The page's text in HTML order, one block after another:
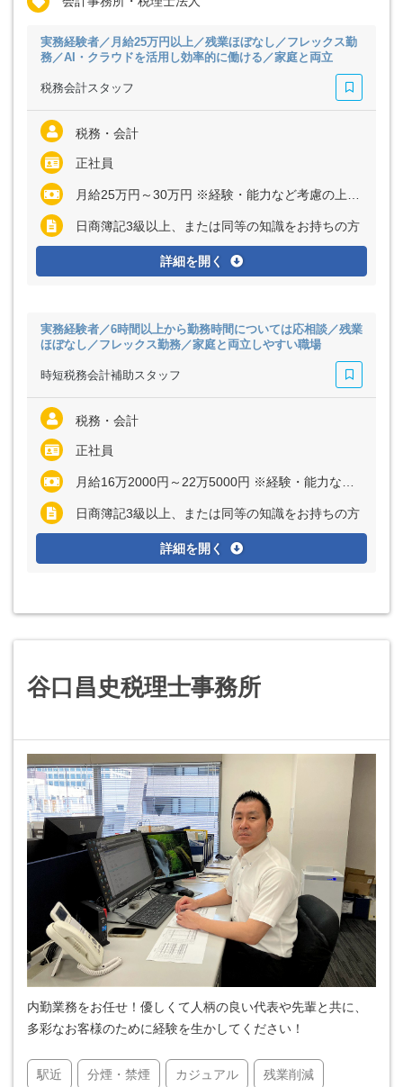
実務経験者／月給25万円以上／残業ほぼなし／フレックス勤
務／AI・クラウドを活用し効率的に働ける／家庭と両立
税務会計スタッフ
税務・会計
正社員
月給25万円～30万円 ※経験・能力など考慮の上、決定いたします ※上記に固定残業代（月20時間分＝3万円～3万7800円）を含む ※超過分は別途全額支給
日商簿記3級以上、または同等の知識をお持ちの方
詳細を開く
実務経験者／6時間以上から勤務時間については応相談／残業
ほぼなし／フレックス勤務／家庭と両立しやすい職場
時短税務会計補助スタッフ
税務・会計
正社員
月給16万2000円～22万5000円 ※経験・能力など考慮の上、決定いたします ※残業代は全額支給
日商簿記3級以上、または同等の知識をお持ちの方
詳細を開く
谷口昌史税理士事務所
内勤業務をお任せ！優しくて人柄の良い代表や先輩と共に、
多彩なお客様のために経験を生かしてください！
駅近 分煙・禁煙 カジュアル 残業削減